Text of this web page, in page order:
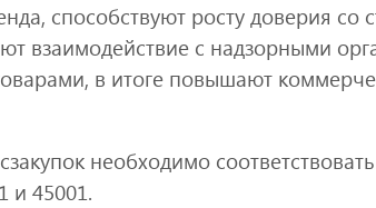
способствуют росту доверия со
взаимодействие с надзорными
в итоге повышают
необходимо
и 45001.